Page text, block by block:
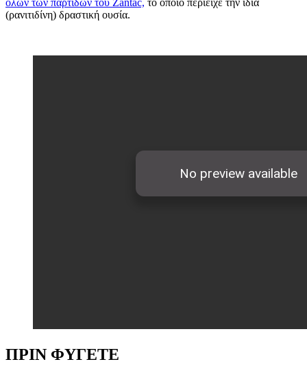
όλων των παρτίδων του Zantac, το οποίο περιείχε την ίδια
(ρανιτιδίνη) δραστική ουσία.
ΠΡΙΝ ΦΥΓΕΤΕ